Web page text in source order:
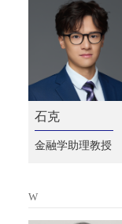
石克
金融学助理教授
W